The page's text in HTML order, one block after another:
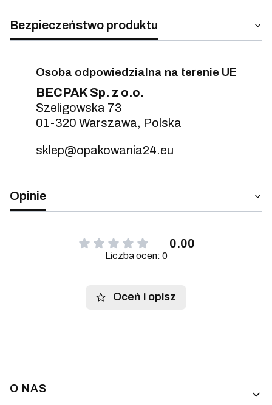
Bezpieczeństwo produktu
Osoba odpowiedzialna na terenie UE
BECPAK Sp. z o.o.
Szeligowska 73
01-320 Warszawa, Polska
sklep@opakowania24.eu
Opinie
0.00
Liczba ocen: 0
Oceń i opisz
Linki w stopce
O NAS